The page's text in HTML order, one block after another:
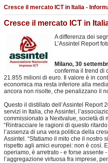
Cresce il mercato ICT in Italia -
Cresce il mercato ICT in
A differenza dei
L’Assintel Report
Milano, 30
conferma il trend di
21.855 milioni di euro. Il valore è in
economica ma resta inferiore alla
ancora non risolte, che penalizzano il
Questo il distillato dell’Assintel Report
servizi in Italia, che Assintel,
commissionato a Nextvalue, società di
“Rintracciare le ragioni di questo
l’assenza di una vera politica della
Assintel. “Sfatiamo il mito che il nostro
rispetto agli amici europei: non è così.
operiamo, è arretrato - e forse assente
l’aggregazione virtuosa fra imprese,